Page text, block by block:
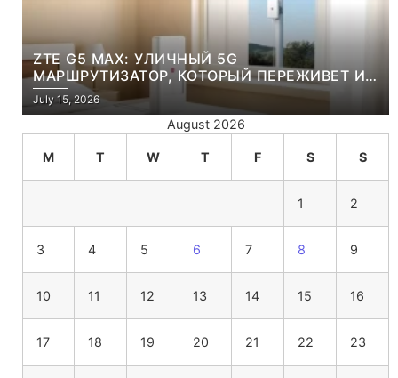
ZTE G5 MAX: УЛИЧНЫЙ 5G
МАРШРУТИЗАТОР, КОТОРЫЙ ПЕРЕЖИВЕТ И
ЛЮТУЮ ЗИМУ, И ЖАРКОЕ ЛЕТО
July 15, 2026
August 2026
M T W T F S S
1 2
3 4 5 6 7 8 9
10 11 12 13 14 15 16
17 18 19 20 21 22 23